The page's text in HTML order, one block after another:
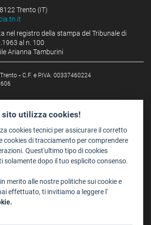
Trento (IT)
nel registro della stampa del Tribunale di
al n. 100
Arianna Tamburini
- C.F. e P.IVA: 00337460224
Audiovisivi
sito utilizza cookies!
cookies tecnici per assicurare il corretto
cookies di tracciamento per comprendere
Quest'ultimo tipo di cookies
solamente dopo il tuo esplicito consenso.
merito alle nostre politiche sui cookie e
effettuato, ti invitiamo a leggere l'